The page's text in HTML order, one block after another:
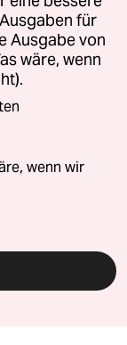
für
Ausgabe von
wäre, wenn
wenn wir